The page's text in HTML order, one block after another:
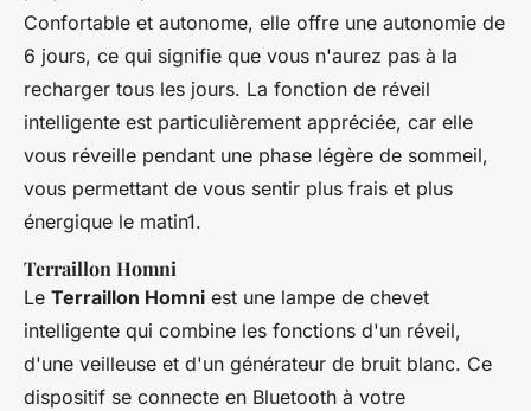
Confortable et autonome, elle offre une autonomie de
6 jours, ce qui signifie que vous n'aurez pas à la
recharger tous les jours. La fonction de réveil
intelligente est particulièrement appréciée, car elle
vous réveille pendant une phase légère de sommeil,
vous permettant de vous sentir plus frais et plus
énergique le matin1.
Terraillon Homni
Le Terraillon Homni est une lampe de chevet
intelligente qui combine les fonctions d'un réveil,
d'une veilleuse et d'un générateur de bruit blanc. Ce
dispositif se connecte en Bluetooth à votre